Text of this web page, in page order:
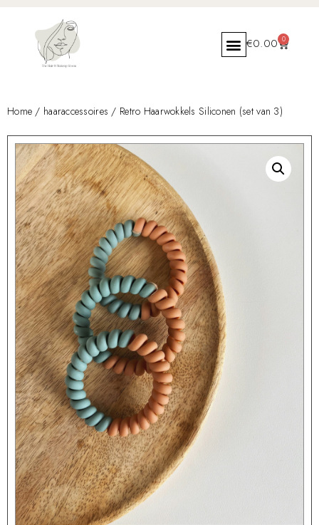
€0.00 0
Home / haaraccessoires / Retro Haarwokkels Siliconen (set van 3)